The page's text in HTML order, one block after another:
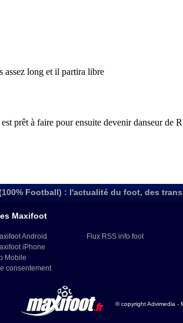
Football) : l'actualité du foot, des
Maxifoot
Android
iPhone
Mobile
consentement
Flux RSS info foot
© copyright Advimedia -